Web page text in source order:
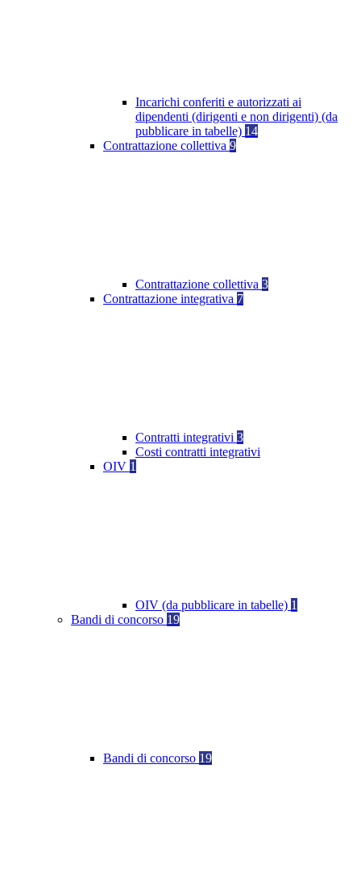
Incarichi conferiti e autorizzati ai
dipendenti (dirigenti e non dirigenti) (da
pubblicare in tabelle) 14
Contrattazione collettiva 9
Contrattazione collettiva 3
Contrattazione integrativa 7
Contratti integrativi 3
Costi contratti integrativi
OIV 1
OIV (da pubblicare in tabelle) 1
Bandi di concorso 19
Bandi di concorso 19